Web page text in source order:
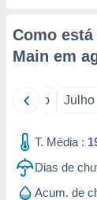
e
de
Como
Main em
Junho Julho
T. Média :
Dias de
Acum. de